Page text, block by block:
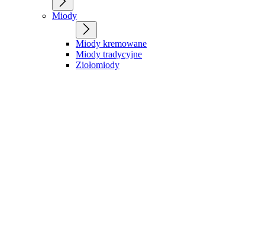
Miody
Miody kremowane
Miody tradycyjne
Ziołomiody